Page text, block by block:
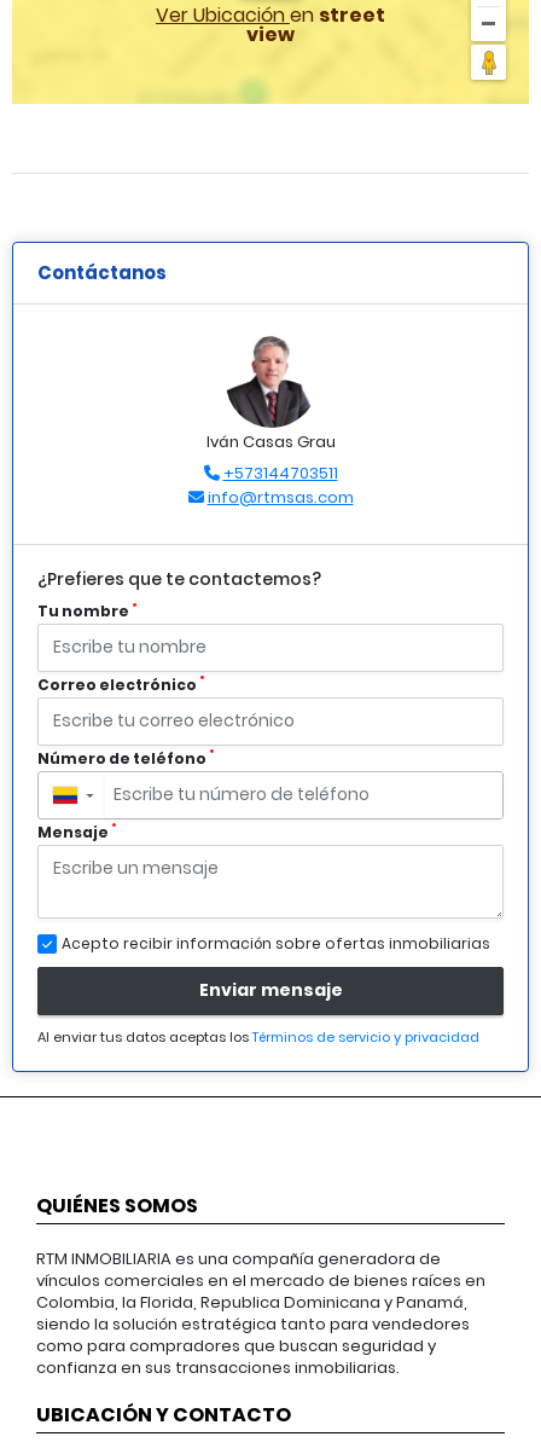
Ver Ubicaciónen street
view
Contáctanos
Iván Casas Grau
+573144703511
info@rtmsas.com
¿Prefieres que te contactemos?
Tu nombre *
Correo electrónico *
Número de teléfono *
▼
Mensaje *
Acepto recibir información sobre ofertas inmobiliarias
Enviar mensaje
Al enviar tus datos aceptas losTérminos de servicio y privacidad
QUIÉNES SOMOS
RTM INMOBILIARIA es una compañía generadora de
vínculos comerciales en el mercado de bienes raíces en
Colombia, la Florida, Republica Dominicana y Panamá,
siendo la solución estratégica tanto para vendedores
como para compradores que buscan seguridad y
confianza en sus transacciones inmobiliarias.
UBICACIÓN Y CONTACTO